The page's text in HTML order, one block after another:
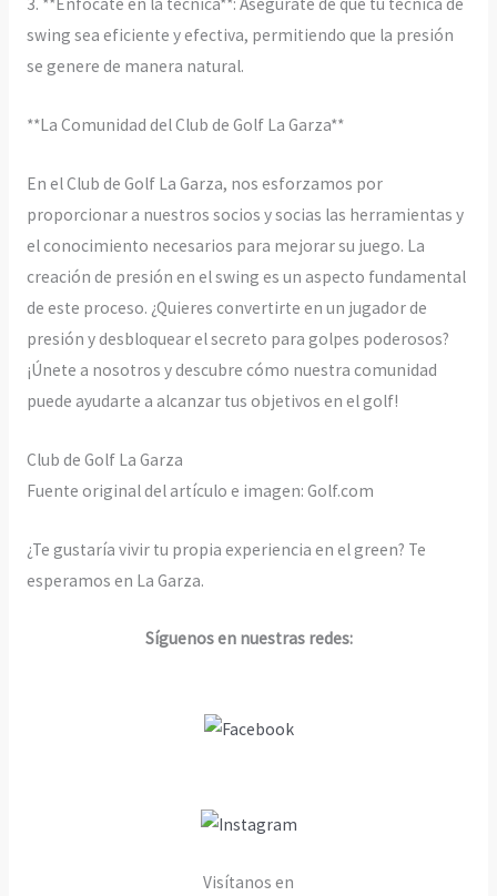
3. **Enfócate en la técnica**: Asegúrate de que tu técnica de
swing sea eficiente y efectiva, permitiendo que la presión
se genere de manera natural.
**La Comunidad del Club de Golf La Garza**
En el Club de Golf La Garza, nos esforzamos por
proporcionar a nuestros socios y socias las herramientas y
el conocimiento necesarios para mejorar su juego. La
creación de presión en el swing es un aspecto fundamental
de este proceso. ¿Quieres convertirte en un jugador de
presión y desbloquear el secreto para golpes poderosos?
¡Únete a nosotros y descubre cómo nuestra comunidad
puede ayudarte a alcanzar tus objetivos en el golf!
Club de Golf La Garza
Fuente original del artículo e imagen: Golf.com
¿Te gustaría vivir tu propia experiencia en el green? Te
esperamos en La Garza.
Síguenos en nuestras redes:
Visítanos en